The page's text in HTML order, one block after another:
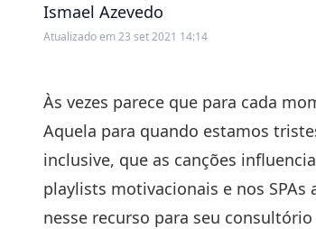
Ismael Azevedo
Atualizado em 23 set 2021 14:14
Às vezes parece que para cada
Aquela para quando estamos
inclusive, que as canções
playlists motivacionais e nos
nesse recurso para seu